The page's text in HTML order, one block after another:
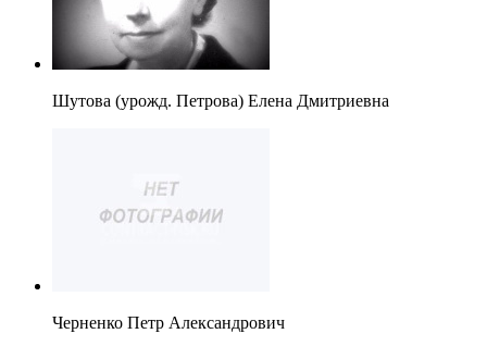
Шутова (урожд. Петрова) Елена Дмитриевна
Черненко Петр Александрович